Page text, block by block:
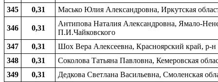
345
0,31 Масько Юлия Александровна, Иркутская
346 0,31
Антипова Наталия Александровна, Ямало-
П.И.Чайковского
347
0,31
Шох Вера Алексеевна, Красноярский край, р-
348
0,31
Соколова Татьяна Павловна, Кемеровская
349
0,31 Дедкова Светлана Васильевна, Смоленская